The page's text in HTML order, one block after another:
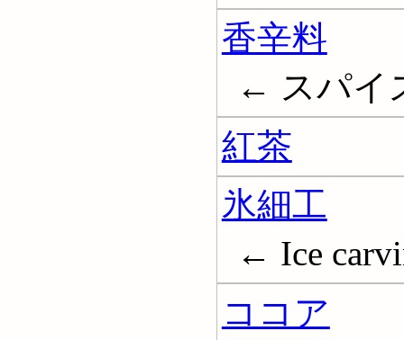
香辛料
← スパイ
紅茶
氷細工
← Ice
ココア